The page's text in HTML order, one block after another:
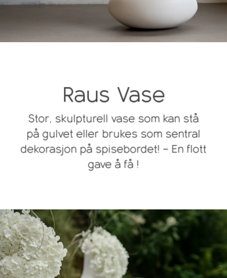
Raus Vase
Stor, skulpturell vase som kan stå
på gulvet eller brukes som sentral
dekorasjon på spisebordet! – En flott
gave å få !